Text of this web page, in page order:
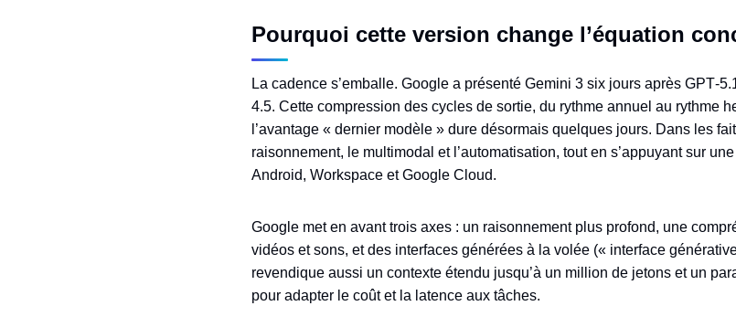
Pourquoi cette version change l’équation
La cadence s’emballe. Google a présenté Gemini 3 six jours après
4.5. Cette compression des cycles de sortie, du rythme annuel au rythme
l’avantage « dernier modèle » dure désormais quelques jours. Dans les
raisonnement, le multimodal et l’automatisation, tout en s’appuyant sur
Android, Workspace et Google Cloud.
Google met en avant trois axes : un raisonnement plus profond, une
vidéos et sons, et des interfaces générées à la volée (« interface
revendique aussi un contexte étendu jusqu’à un million de jetons et un
pour adapter le coût et la latence aux tâches.